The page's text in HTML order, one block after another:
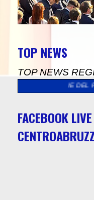
TOP NEWS
TOP NEWS
DEL PREMIO CLAUDIA
FACEBOOK